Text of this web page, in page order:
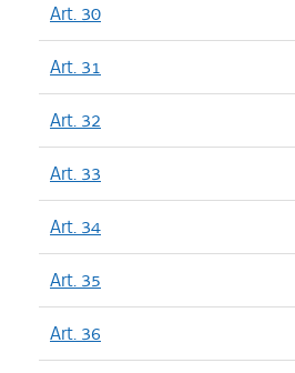
Art. 30
Art. 31
Art. 32
Art. 33
Art. 34
Art. 35
Art. 36